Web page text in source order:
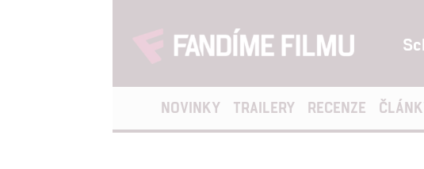
NOVINKY TRAILERY RECENZE